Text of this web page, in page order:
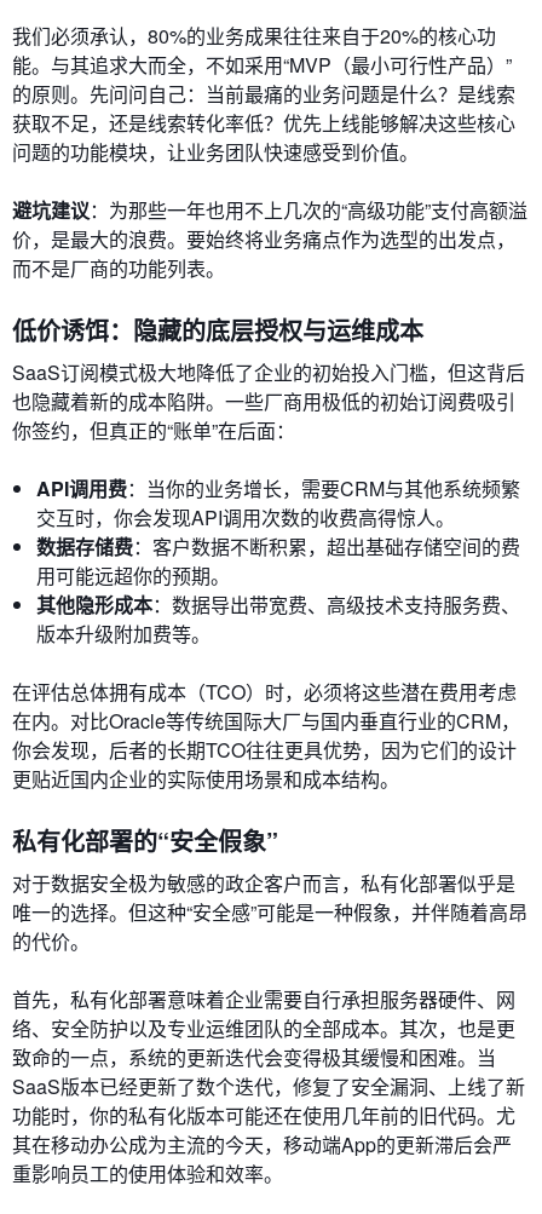
我们必须承认，80%的业务成果往往来自于20%的核心功
能。与其追求大而全，不如采用“MVP（最小可行性产品）”
的原则。先问问自己：当前最痛的业务问题是什么？是线索
获取不足，还是线索转化率低？优先上线能够解决这些核心
问题的功能模块，让业务团队快速感受到价值。
避坑建议：为那些一年也用不上几次的“高级功能”支付高额溢
价，是最大的浪费。要始终将业务痛点作为选型的出发点，
而不是厂商的功能列表。
低价诱饵：隐藏的底层授权与运维成本
SaaS订阅模式极大地降低了企业的初始投入门槛，但这背后
也隐藏着新的成本陷阱。一些厂商用极低的初始订阅费吸引
你签约，但真正的“账单”在后面：
API调用费：当你的业务增长，需要CRM与其他系统频繁
交互时，你会发现API调用次数的收费高得惊人。
数据存储费：客户数据不断积累，超出基础存储空间的费
用可能远超你的预期。
其他隐形成本：数据导出带宽费、高级技术支持服务费、
版本升级附加费等。
在评估总体拥有成本（TCO）时，必须将这些潜在费用考虑
在内。对比Oracle等传统国际大厂与国内垂直行业的CRM，
你会发现，后者的长期TCO往往更具优势，因为它们的设计
更贴近国内企业的实际使用场景和成本结构。
私有化部署的“安全假象”
对于数据安全极为敏感的政企客户而言，私有化部署似乎是
唯一的选择。但这种“安全感”可能是一种假象，并伴随着高昂
的代价。
首先，私有化部署意味着企业需要自行承担服务器硬件、网
络、安全防护以及专业运维团队的全部成本。其次，也是更
致命的一点，系统的更新迭代会变得极其缓慢和困难。当
SaaS版本已经更新了数个迭代，修复了安全漏洞、上线了新
功能时，你的私有化版本可能还在使用几年前的旧代码。尤
其在移动办公成为主流的今天，移动端App的更新滞后会严
重影响员工的使用体验和效率。